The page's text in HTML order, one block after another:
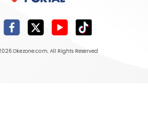
Okezone.com, All Rights Reserved